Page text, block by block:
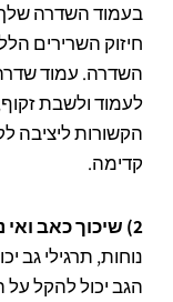
בעמוד השדרה שלך,
חיזוק השרירים
השדרה. עמוד
לעמוד ולשבת
הקשורות ליציבה
קדימה.
2) שיכוך כאב ואי נוחות:
נוחות, תרגילי גב
הגב יכול להקל